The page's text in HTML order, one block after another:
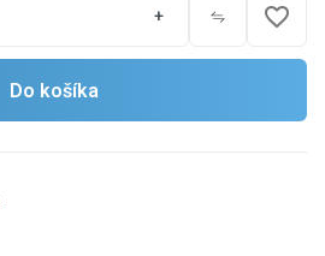
+ favorite_border
Do košíka